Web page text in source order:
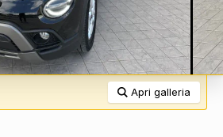
Apri galleria